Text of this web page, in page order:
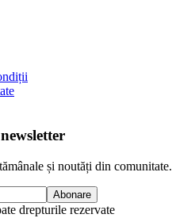
și noutăți din comunitate.
Abonare
drepturile rezervate